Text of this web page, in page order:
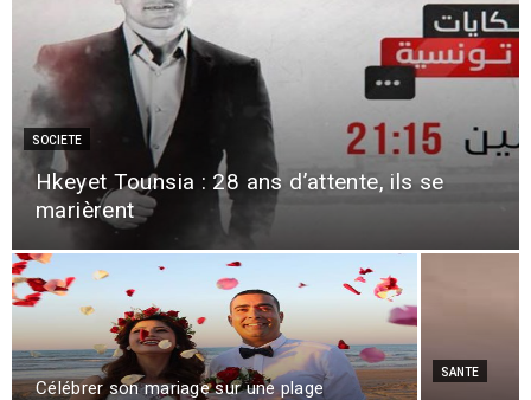
SOCIETE
Hkeyet Tounsia : 28 ans d’attente, ils se
marièrent
Célébrer son mariage sur une plage
SANTE